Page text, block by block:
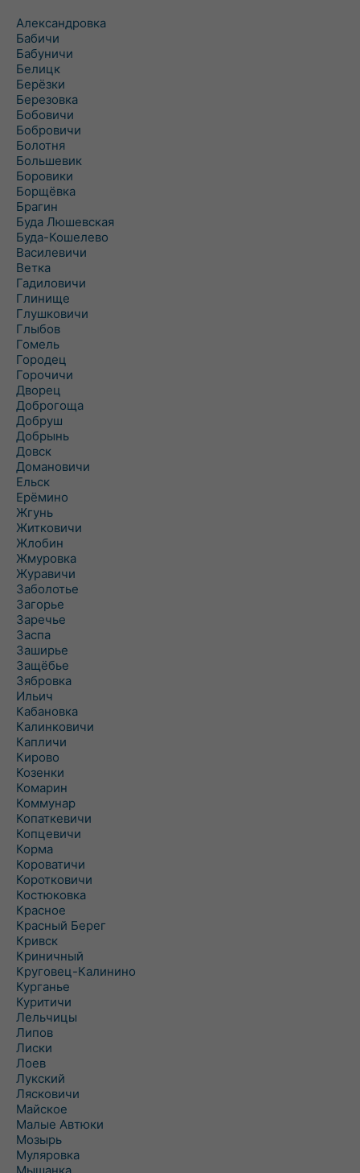
Александровка
Бабичи
Бабуничи
Белицк
Берёзки
Березовка
Бобовичи
Бобровичи
Болотня
Большевик
Боровики
Борщёвка
Брагин
Буда Люшевская
Буда-Кошелево
Василевичи
Ветка
Гадиловичи
Глинище
Глушковичи
Глыбов
Гомель
Городец
Горочичи
Дворец
Доброгоща
Добруш
Добрынь
Довск
Домановичи
Ельск
Ерёмино
Жгунь
Житковичи
Жлобин
Жмуровка
Журавичи
Заболотье
Загорье
Заречье
Заспа
Заширье
Защёбье
Зябровка
Ильич
Кабановка
Калинковичи
Капличи
Кирово
Козенки
Комарин
Коммунар
Копаткевичи
Копцевичи
Корма
Короватичи
Коротковичи
Костюковка
Красное
Красный Берег
Кривск
Криничный
Круговец-Калинино
Курганье
Куритичи
Лельчицы
Липов
Лиски
Лоев
Лукский
Лясковичи
Майское
Малые Автюки
Мозырь
Муляровка